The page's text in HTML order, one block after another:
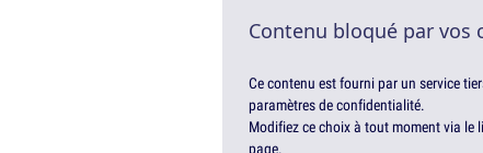
Contenu bloqué par vos
Ce contenu est fourni par un service
paramètres de confidentialité.
Modifiez ce choix à tout moment via le
page.